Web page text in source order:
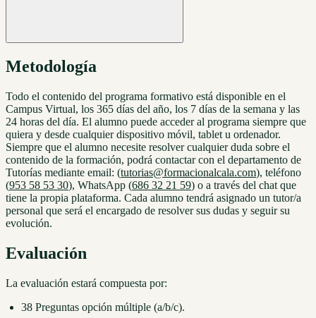
Metodología
Todo el contenido del programa formativo está disponible en el
Campus Virtual, los 365 días del año, los 7 días de la semana y las
24 horas del día. El alumno puede acceder al programa siempre que
quiera y desde cualquier dispositivo móvil, tablet u ordenador.
Siempre que el alumno necesite resolver cualquier duda sobre el
contenido de la formación, podrá contactar con el departamento de
Tutorías mediante email: (tutorias@formacionalcala.com), teléfono
(953 58 53 30), WhatsApp (686 32 21 59) o a través del chat que
tiene la propia plataforma. Cada alumno tendrá asignado un tutor/a
personal que será el encargado de resolver sus dudas y seguir su
evolución.
Evaluación
La evaluación estará compuesta por:
38 Preguntas opción múltiple (a/b/c).